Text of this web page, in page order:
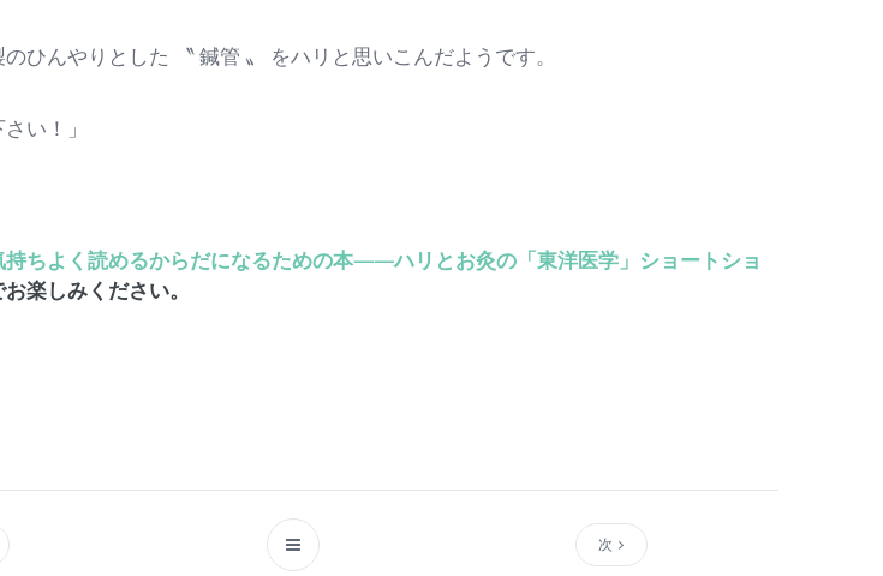
ひんやりとした 〝 鍼管 〟 をハリと思いこんだようです。
い！」
持ちよく読めるからだになるための本――ハリとお灸の「東洋医学」ショートショ
お楽しみください。
次